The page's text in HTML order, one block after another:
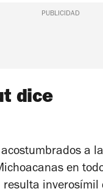
PUBLICIDAD
dice
a
en
inverosímil